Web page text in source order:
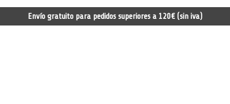
Envío gratuito para pedidos superiores a 120€ (sin iva)